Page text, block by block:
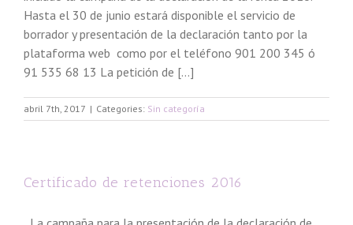
Hasta el 30 de junio estará disponible el servicio de
borrador y presentación de la declaración tanto por la
plataforma web como por el teléfono 901 200 345 ó
91 535 68 13 La petición de [...]
abril 7th, 2017 | Categories: Sin categoría
Certificado de retenciones 2016